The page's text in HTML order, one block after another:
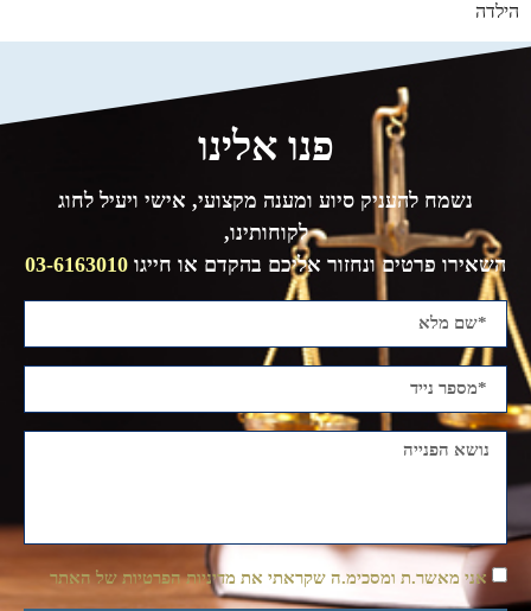
הילדה
פנו אלינו
נשמח להעניק סיוע ומענה מקצועי, אישי ויעיל לחוג
לקוחותינו,
השאירו פרטים ונחזור אליכם בהקדם או חייגו 03-6163010
אני מאשר.ת ומסכימ.ה שקראתי את מדיניות הפרטיות של האתר